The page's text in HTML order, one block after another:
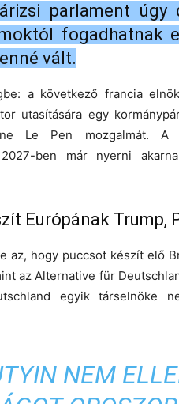
parlament úgy
fogadhatnak
vált.
a következő francia
utasítására egy
Le Pen mozgalmát. A
2027-ben már nyerni
Európának Trump,
az, hogy puccsot készít elő
az Alternative für
egyik társelnöke
NEM